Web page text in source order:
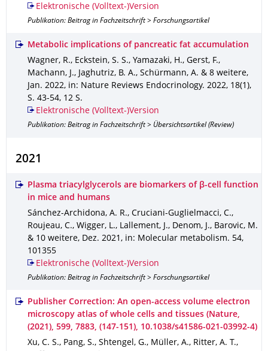
Elektronische (Volltext-)Version
Publikation: Beitrag in Fachzeitschrift > Forschungsartikel
Metabolic implications of pancreatic fat accumulation
Wagner, R., Eckstein, S. S., Yamazaki, H., Gerst, F.,
Machann, J., Jaghutriz, B. A., Schürmann, A. & 8 weitere,
Jan. 2022, in: Nature Reviews Endocrinology. 2022, 18(1),
S. 43-54, 12 S.
Elektronische (Volltext-)Version
Publikation: Beitrag in Fachzeitschrift > Übersichtsartikel (Review)
2021
Plasma triacylglycerols are biomarkers of β-cell function
in mice and humans
Sánchez-Archidona, A. R., Cruciani-Guglielmacci, C.,
Roujeau, C., Wigger, L., Lallement, J., Denom, J., Barovic, M.
& 10 weitere, Dez. 2021 , in: Molecular metabolism. 54,
101355
Elektronische (Volltext-)Version
Publikation: Beitrag in Fachzeitschrift > Forschungsartikel
Publisher Correction: An open-access volume electron
microscopy atlas of whole cells and tissues (Nature,
(2021), 599, 7883, (147-151), 10.1038/s41586-021-03992-4)
Xu, C. S., Pang, S., Shtengel, G., Müller, A., Ritter, A. T.,